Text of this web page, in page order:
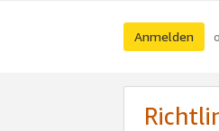
Anmelden